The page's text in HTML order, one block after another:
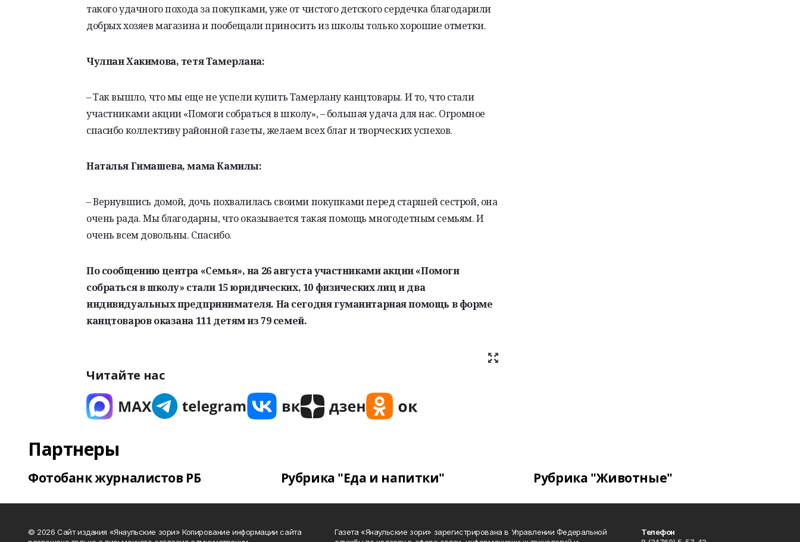
такого удачного похода за покупками, уже от чистого детского сердечка благодарили
добрых хозяев магазина и пообещали приносить из школы только хорошие отметки.
ЧулпанХакимова, тетя Тамерлана:
– Так вышло, что мы еще не успели купить Тамерлану канцтовары. И то, что стали
участниками акции «Помоги собраться в школу», –большая удача для нас. Огромное
спасибо коллективу районной газеты, желаем всех благ и творческих успехов.
НатальяГимашева, мамаКамилы:
–Вернувшись домой, дочь похвалилась своими покупками перед старшей сестрой, она
очень рада. Мы благодарны, что оказывается такая помощь многодетным семьям. И
очень всемдовольны. Спасибо.
По сообщению центра «Семья», на 26 августа участниками акции «Помоги
собраться в школу» стали 15 юридических, 10 физических лиц и два
индивидуальных предпринимателя. На сегодня гуманитарная помощь в форме
канцтоваров оказана 111 детям из 79 семей.
Читайте нас
Партнеры
Фотобанк журналистов РБ Рубрика "Еда и напитки" Рубрика "Животные"
© 2026 Сайт издания «Янаульские зори» Копирование информации сайта
Газета «Янаульские зори» зарегистрирована в Управлении Федеральной
Телефон